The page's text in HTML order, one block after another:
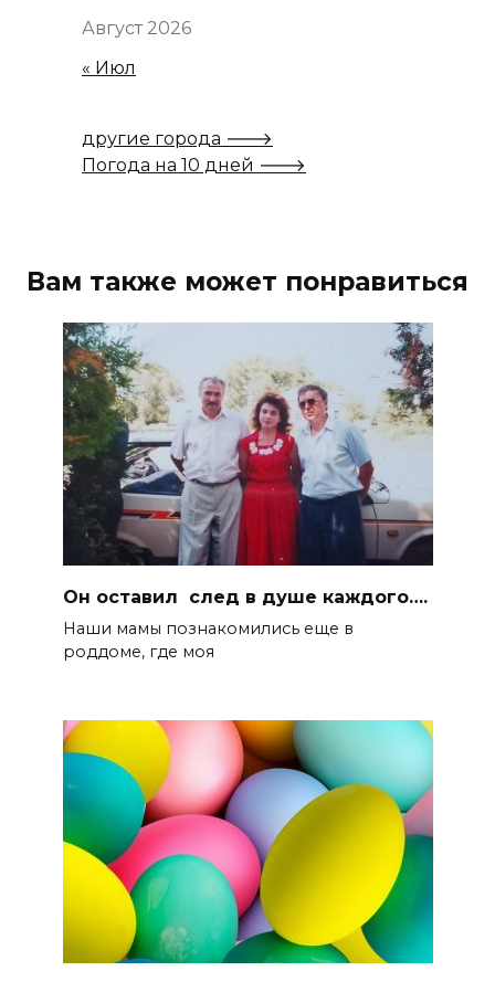
Август 2026
« Июл
другие города 🡒
Погода на 10 дней 🡒
Вам также может понравиться
Он оставил след в душе каждого….
Наши мамы познакомились еще в
роддоме, где моя